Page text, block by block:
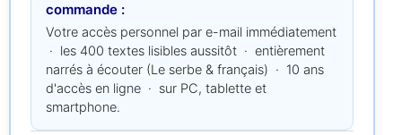
commande :
Votre accès personnel par e-mail immédiatement
· les 400 textes lisibles aussitôt · entièrement
narrés à écouter (Le serbe & français) · 10 ans
d'accès en ligne · sur PC, tablette et
smartphone.